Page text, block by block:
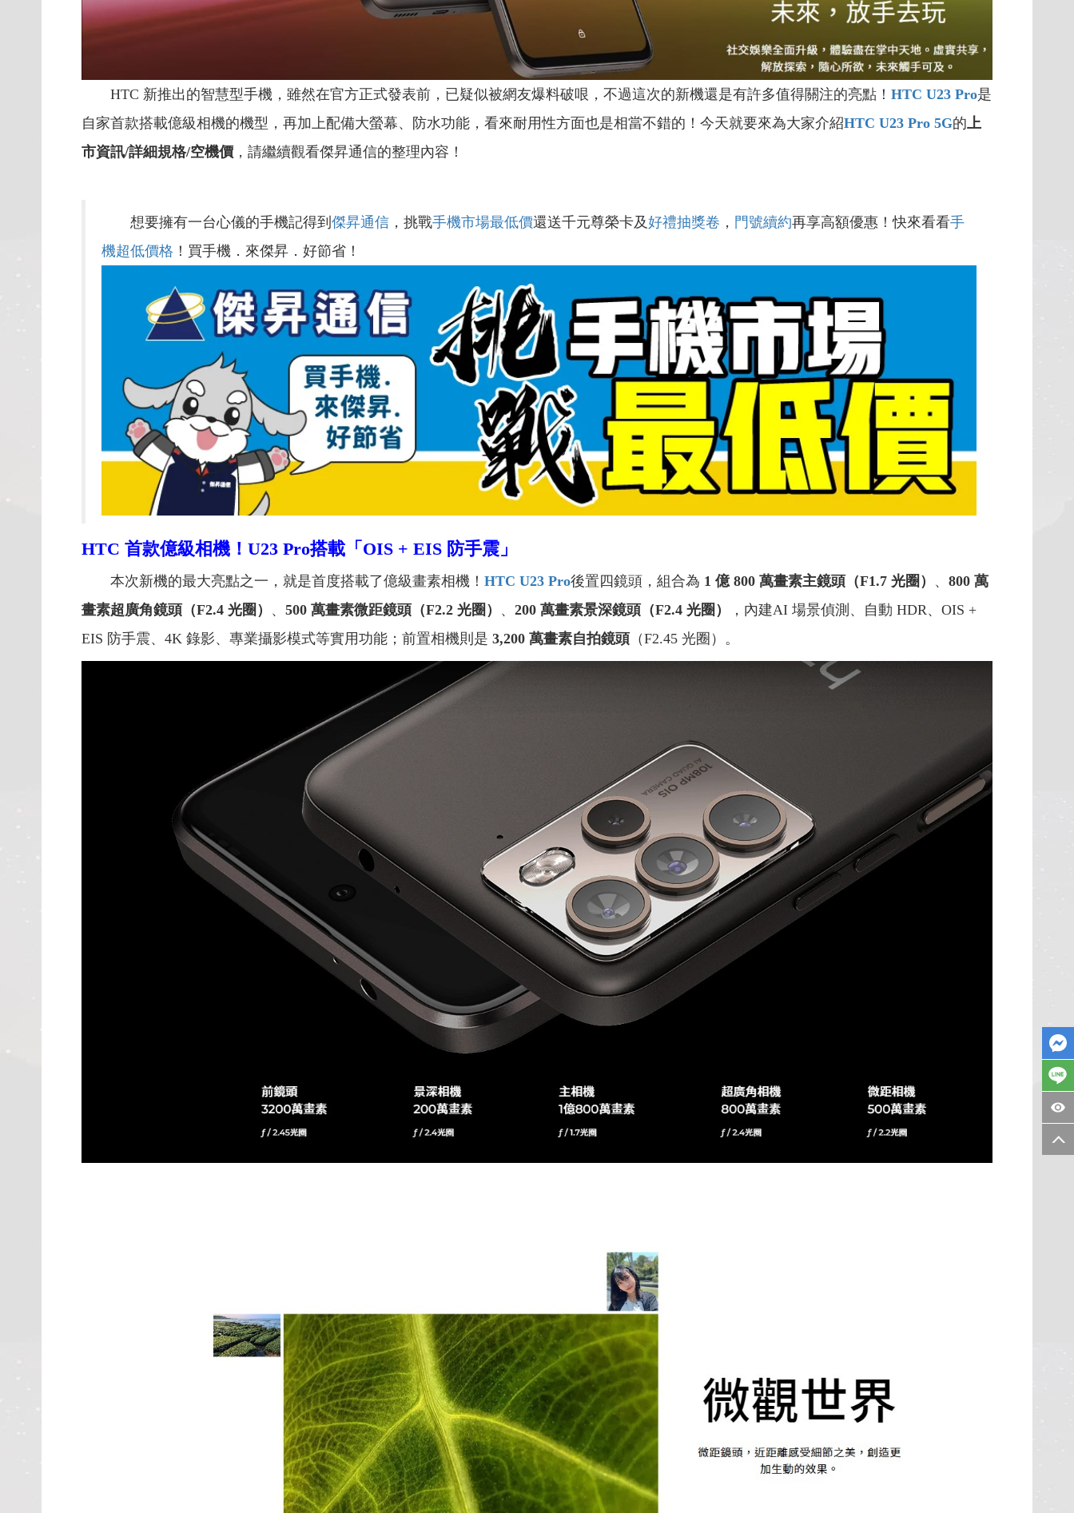
HTC 新推出的智慧型手機，雖然在官方正式發表前，已疑似被網友爆料破哏，不過這次的新機還是有許多值得關注的亮點！ HTC U23 Pro是
自家首款搭載億級相機的機型，再加上配備大螢幕、防水功能，看來耐用性方面也是相當不錯的！今天就要來為大家介紹HTC U23 Pro 5G的 上
市資訊/詳細規格/空機價 ，請繼續觀看傑昇通信的整理內容！
想要擁有一台心儀的手機記得到 傑昇通信 ，挑戰手機市場最低價還送千元尊榮卡及好禮抽獎卷 ， 門號續約再享高額優惠！快來看看手
機超低價格 ！買手機．來傑昇．好節省！
HTC 首款億級相機！U23 Pro搭載「 OIS + EIS 防手震」
本次新機的最大亮點之一，就是首度搭載了億級畫素相機！ HTC U23 Pro後置四鏡頭，組合為 1 億 800 萬畫素主鏡頭（F1.7 光圈） 、 800 萬
畫素超廣角鏡頭（F2.4 光圈） 、 500 萬畫素微距鏡頭（F2.2 光圈） 、 200 萬畫素景深鏡頭（F2.4 光圈）
，內建AI 場景偵測、自動 HDR、OIS +
EIS 防手震、4K 錄影、專業攝影模式等實用功能；前置相機則是 3,200 萬畫素自拍鏡頭（F2.45 光圈）。